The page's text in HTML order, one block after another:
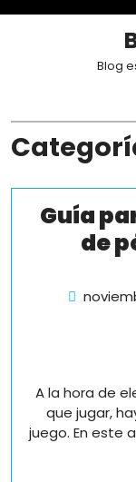
Blog
Guía
de
A la hora de
que jugar,
juego. En este